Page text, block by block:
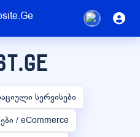
სერვისები
/ eCommerce